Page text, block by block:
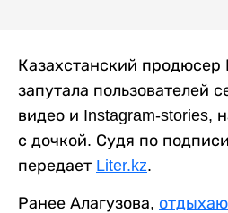
Казахстанский продюсер
запутала пользователей
видео и Instagram-stories,
с дочкой. Судя по
передает Liter.kz.
Ранее Алагузова,